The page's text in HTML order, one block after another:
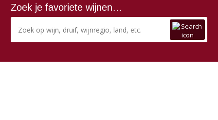
Zoek je favoriete wijnen…